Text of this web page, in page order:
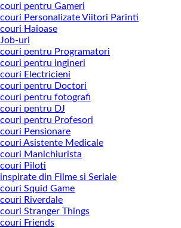
pentru Gameri
Personalizate Viitori Parinti
Haioase
uri
pentru Programatori
pentru ingineri
Electricieni
pentru Doctori
pentru fotografi
pentru DJ
pentru Profesori
Pensionare
Asistente Medicale
Manichiurista
Piloti
din Filme si Seriale
Squid Game
Riverdale
Stranger Things
Friends